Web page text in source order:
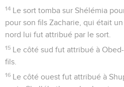
14 Le sort tomba sur Shélémia
pour son fils Zacharie, qui était
nord lui fut attribué par le sort.
15 Le côté sud fut attribué à
fils.
16 Le côté ouest fut attribué à